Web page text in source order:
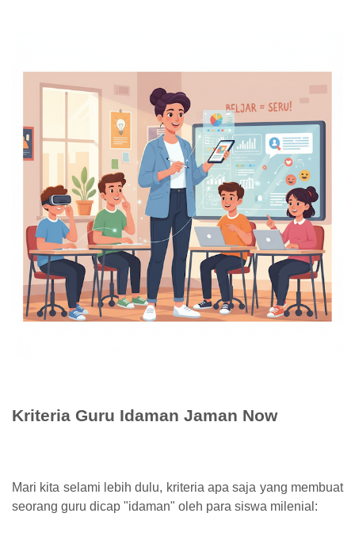
Kriteria Guru Idaman Jaman Now
Mari kita selami lebih dulu, kriteria apa saja yang membuat
seorang guru dicap "idaman" oleh para siswa milenial: